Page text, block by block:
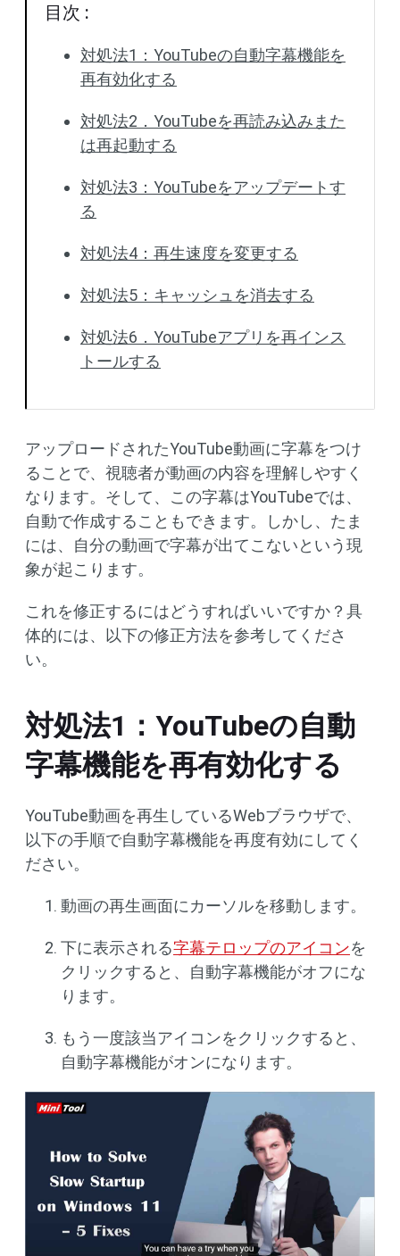
目次 :
対処法1：YouTubeの自動字幕機能を
再有効化する
対処法2．YouTubeを再読み込みまた
は再起動する
対処法3：YouTubeをアップデートす
る
対処法4：再生速度を変更する
対処法5：キャッシュを消去する
対処法6．YouTubeアプリを再インス
トールする
アップロードされたYouTube動画に字幕をつけ
ることで、視聴者が動画の内容を理解しやすく
なります。そして、この字幕はYouTubeでは、
自動で作成することもできます。しかし、たま
には、自分の動画で字幕が出てこないという現
象が起こります。
これを修正するにはどうすればいいですか？具
体的には、以下の修正方法を参考してくださ
い。
対処法1：YouTubeの自動
字幕機能を再有効化する
YouTube動画を再生しているWebブラウザで、
以下の手順で自動字幕機能を再度有効にしてく
ださい。
動画の再生画面にカーソルを移動します。
下に表示される字幕テロップのアイコンを
クリックすると、自動字幕機能がオフにな
ります。
もう一度該当アイコンをクリックすると、
自動字幕機能がオンになります。